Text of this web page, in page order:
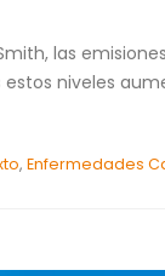
las
niveles
, Enfermedades